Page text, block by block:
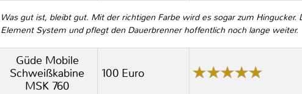
Was gut ist, bleibt gut. Mit der richtigen Farbe wird es sogar zum Hingucker.
Element System und pflegt den Dauerbrenner hoffentlich noch lange weiter.
Güde Mobile
Schweißkabine
MSK 760
100 Euro